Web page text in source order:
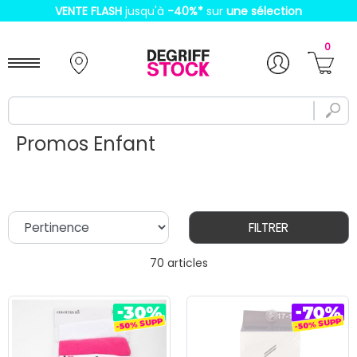
VENTE FLASH jusqu'à -40%* sur une sélection
0
Promos Enfant
70 articles
FILTRER